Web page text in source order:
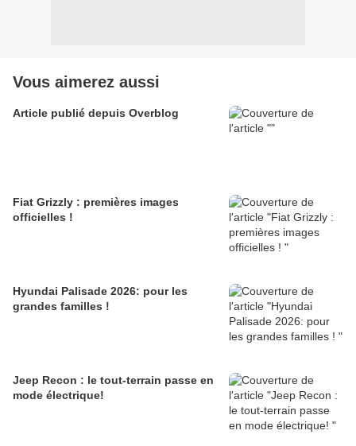
Vous aimerez aussi
Article publié depuis Overblog
Fiat Grizzly : premières images
officielles !
Hyundai Palisade 2026: pour les
grandes familles !
Jeep Recon : le tout-terrain passe en
mode électrique!